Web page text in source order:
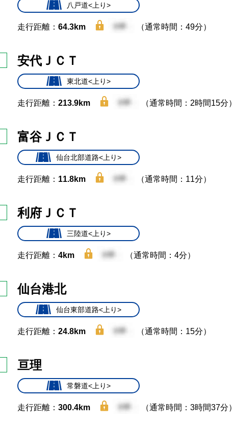
八戸道<上り>
走行距離： 64.3km （通常時間：49分）
安代ＪＣＴ
東北道<上り>
走行距離： 213.9km （通常時間：2時間15分）
富谷ＪＣＴ
仙台北部道路<上り>
走行距離： 11.8km （通常時間：11分）
利府ＪＣＴ
三陸道<上り>
走行距離： 4km （通常時間：4分）
仙台港北
仙台東部道路<上り>
走行距離： 24.8km （通常時間：15分）
亘理
常磐道<上り>
走行距離： 300.4km （通常時間：3時間37分）